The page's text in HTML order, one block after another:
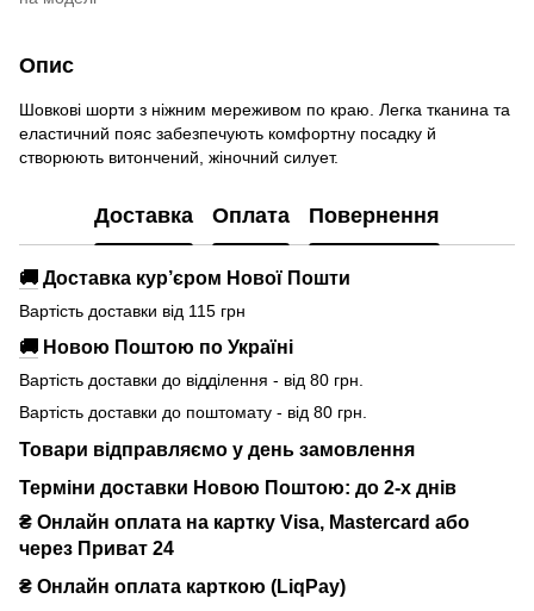
Опис
Шовкові шорти з ніжним мереживом по краю. Легка тканина та
еластичний пояс забезпечують комфортну посадку й
створюють витончений, жіночний силует.
Доставка Оплата Повернення
🚚 Доставка кур’єром Нової Пошти
Вартість доставки від 115 грн
🚚 Новою Поштою по Україні
Вартість доставки до відділення - від 80 грн.
Вартість доставки до поштомату - від 80 грн.
Товари відправляємо у день замовлення
Терміни доставки Новою Поштою: до 2-х днів
₴ Онлайн оплата на картку Visa, Mastercard або
через Приват 24
₴ Онлайн оплата карткою (LiqPay)